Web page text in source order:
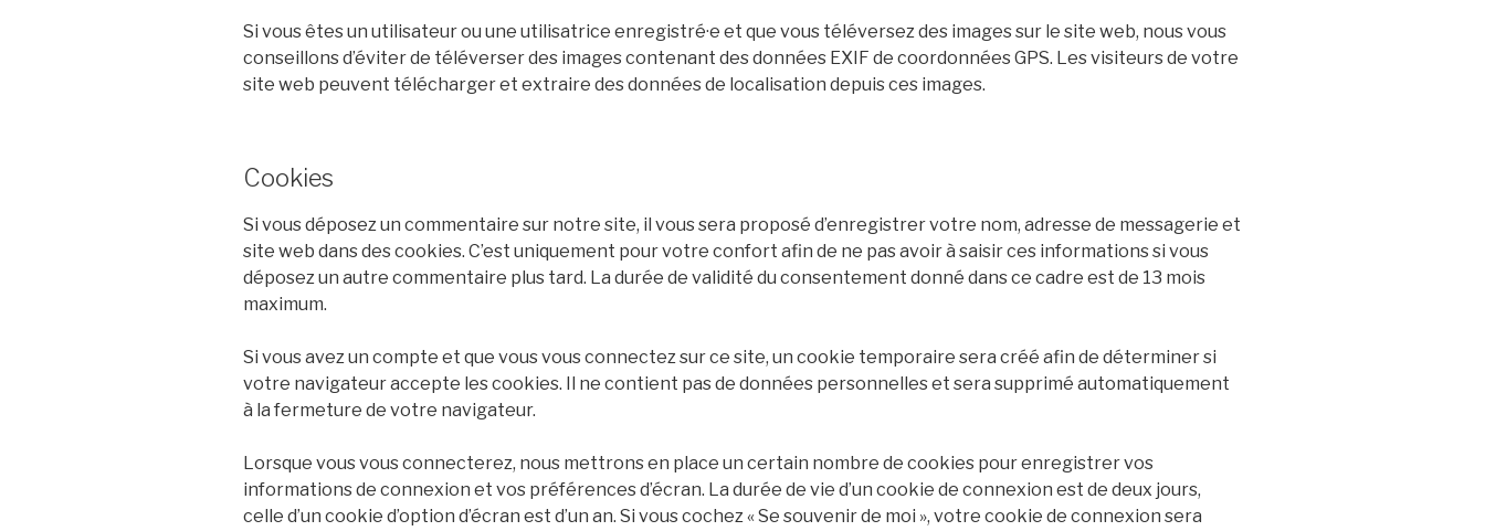
Si vous êtes un utilisateur ou une utilisatrice enregistré·e et que vous téléversez des images sur le site web, nous vous
conseillons d’éviter de téléverser des images contenant des données EXIF de coordonnées GPS. Les visiteurs de votre
site web peuvent télécharger et extraire des données de localisation depuis ces images.
Cookies
Si vous déposez un commentaire sur notre site, il vous sera proposé d’enregistrer votre nom, adresse de messagerie et
site web dans des cookies. C’est uniquement pour votre confort afin de ne pas avoir à saisir ces informations si vous
déposez un autre commentaire plus tard. La durée de validité du consentement donné dans ce cadre est de 13 mois
maximum.
Si vous avez un compte et que vous vous connectez sur ce site, un cookie temporaire sera créé afin de déterminer si
votre navigateur accepte les cookies. Il ne contient pas de données personnelles et sera supprimé automatiquement
à la fermeture de votre navigateur.
Lorsque vous vous connecterez, nous mettrons en place un certain nombre de cookies pour enregistrer vos
informations de connexion et vos préférences d’écran. La durée de vie d’un cookie de connexion est de deux jours,
celle d’un cookie d’option d’écran est d’un an. Si vous cochez « Se souvenir de moi », votre cookie de connexion sera